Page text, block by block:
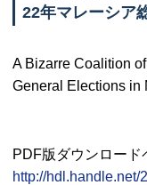
22年マレーシア
A Bizarre Coalition of
General Elections in
PDF版ダウンロード
http://hdl.handle.net/